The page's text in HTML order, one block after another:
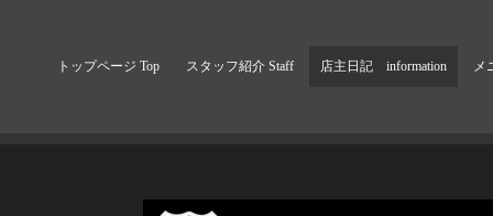
トップページ Top スタッフ紹介 Staff 店主日記 information メ